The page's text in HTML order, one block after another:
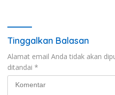
Tinggalkan Balasan
Alamat email Anda tidak akan
ditandai *